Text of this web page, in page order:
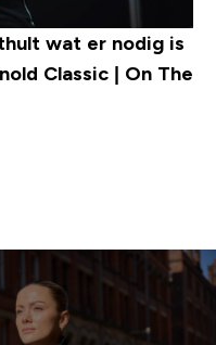
wat er nodig is
Classic | On The